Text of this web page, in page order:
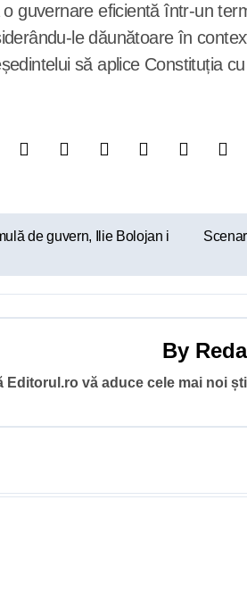
guvernare eficientă într-un
le dăunătoare în
să aplice Constituția
de guvern, Ilie Bolojan i
By
Editorul.ro vă aduce cele mai noi